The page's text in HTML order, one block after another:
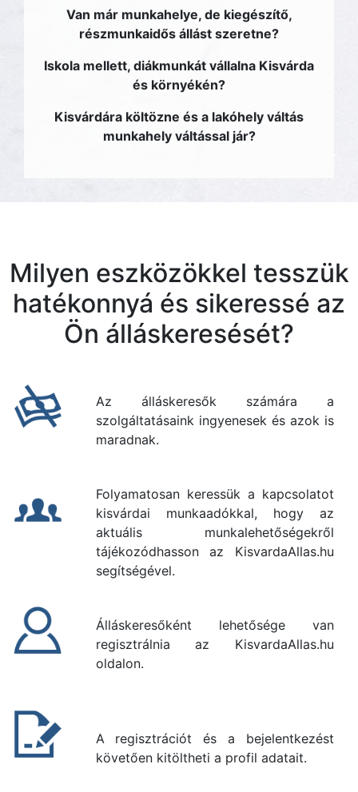
Van már munkahelye, de kiegészítő,
részmunkaidős állást szeretne?
Iskola mellett, diákmunkát vállalna Kisvárda
és környékén?
Kisvárdára költözne és a lakóhely váltás
munkahely váltással jár?
Milyen eszközökkel tesszük
hatékonnyá és sikeressé az
Ön álláskeresését?
Az álláskeresők számára a
szolgáltatásaink ingyenesek és azok is
maradnak.
Folyamatosan keressük a kapcsolatot
kisvárdai munkaadókkal, hogy az
aktuális munkalehetőségekről
tájékozódhasson az KisvardaAllas.hu
segítségével.
Álláskeresőként lehetősége van
regisztrálnia az KisvardaAllas.hu
oldalon.
A regisztrációt és a bejelentkezést
követően kitöltheti a profil adatait.